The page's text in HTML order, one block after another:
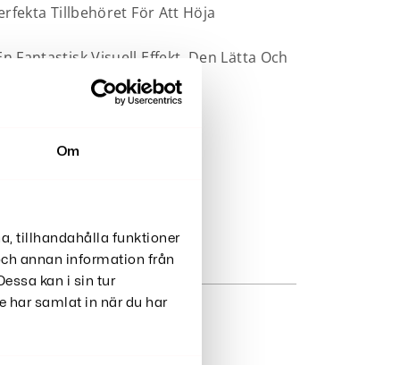
Om
tillhandahålla funktioner
annan information från
kan i sin tur
har samlat in när du har
Tillbehöret För Att Höja
Fantastisk Visuell Effekt. Den Lätta Och